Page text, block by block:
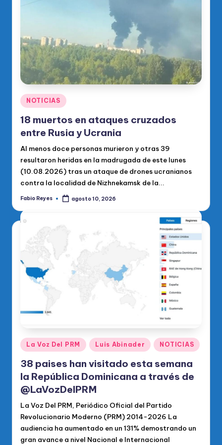
c
o
O
fi
ci
al
d
el
P
R
M
Publicado
en
NOTICIAS
18 muertos en ataques cruzados
entre Rusia y Ucrania
Al menos doce personas murieron y otras 39
resultaron heridas en la madrugada de este lunes
(10.08.2026) tras un ataque de drones ucranianos
contra la localidad de Nizhnekamsk de la...
Publicado
Fabio Reyes agosto 10, 2026
Publicado
en
La Voz Del PRM Luis Abinader NOTICIAS
38 paises han visitado esta semana
la República Dominicana a través de
@LaVozDelPRM
La Voz Del PRM, Periódico Oficial del Partido
Revolucionario Moderno (PRM) 2014-2026 La
audiencia ha aumentado en un 131% demostrando un
gran avance a nivel Nacional e Internacional